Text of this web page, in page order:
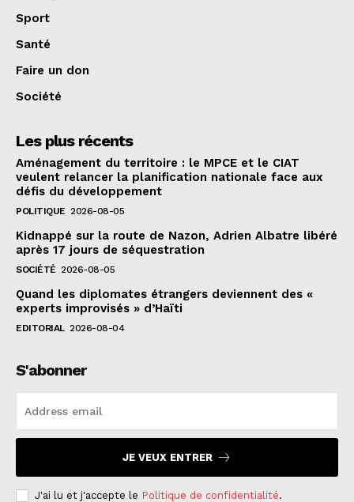
Sport
Santé
Faire un don
Société
Les plus récents
Aménagement du territoire : le MPCE et le CIAT
veulent relancer la planification nationale face aux
défis du développement
POLITIQUE 2026-08-05
Kidnappé sur la route de Nazon, Adrien Albatre libéré
après 17 jours de séquestration
SOCIÉTÉ 2026-08-05
Quand les diplomates étrangers deviennent des «
experts improvisés » d’Haïti
EDITORIAL 2026-08-04
S'abonner
JE VEUX ENTRER
J'ai lu et j'accepte le Politique de confidentialité.